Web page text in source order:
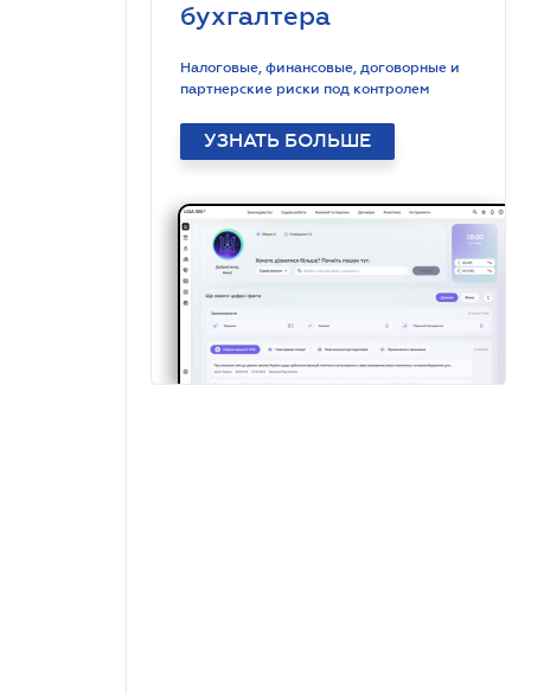
бухгалтера
Налоговые, финансовые, договорные и
партнерские риски под контролем
УЗНАТЬ БОЛЬШЕ